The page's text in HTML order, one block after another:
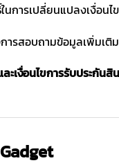
การเปลี่ยนแปลงเงื่อนไ
รสอบถามข้อมูลเพิ่มเติ
ะเงื่อนไขการรับประกัน